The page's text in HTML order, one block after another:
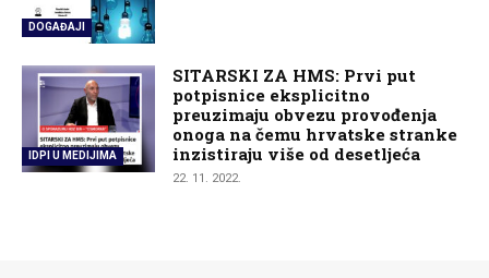
DOGAĐAJI
IDPI U MEDIJIMA
SITARSKI ZA HMS: Prvi put
potpisnice eksplicitno
preuzimaju obvezu provođenja
onoga na čemu hrvatske stranke
inzistiraju više od desetljeća
22. 11. 2022.